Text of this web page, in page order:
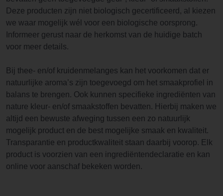
Deze producten zijn niet biologisch gecertificeerd, al kiezen
we waar mogelijk wél voor een biologische oorsprong.
Informeer gerust naar de herkomst van de huidige batch
voor meer details.
Bij thee- en/of kruidenmelanges kan het voorkomen dat er
natuurlijke aroma’s zijn toegevoegd om het smaakprofiel in
balans te brengen. Ook kunnen specifieke ingrediënten van
nature kleur- en/of smaakstoffen bevatten. Hierbij maken we
altijd een bewuste afweging tussen een zo natuurlijk
mogelijk product en de best mogelijke smaak en kwaliteit.
Transparantie en productkwaliteit staan daarbij voorop. Elk
product is voorzien van een ingrediëntendeclaratie en kan
online voor aanschaf bekeken worden.